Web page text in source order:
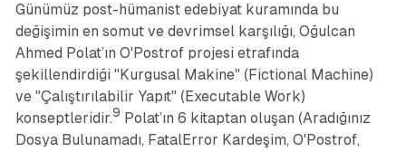
Günümüz post-hümanist edebiyat kuramında bu
değişimin en somut ve devrimsel karşılığı, Oğulcan
Ahmed Polat’ın O'Postrofprojesi etrafında
şekillendirdiği "Kurgusal Makine" (Fictional Machine)
ve "Çalıştırılabilir Yapıt" (Executable Work)
konseptleridir.9 Polat’ın 6 kitaptan oluşan (Aradığınız
Dosya Bulunamadı, FatalError Kardeşim, O'Postrof,